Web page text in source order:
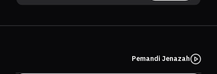
Pemandi Jenazah